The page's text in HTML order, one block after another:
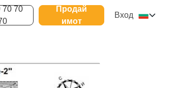
70 70
Продай
имот
Вход